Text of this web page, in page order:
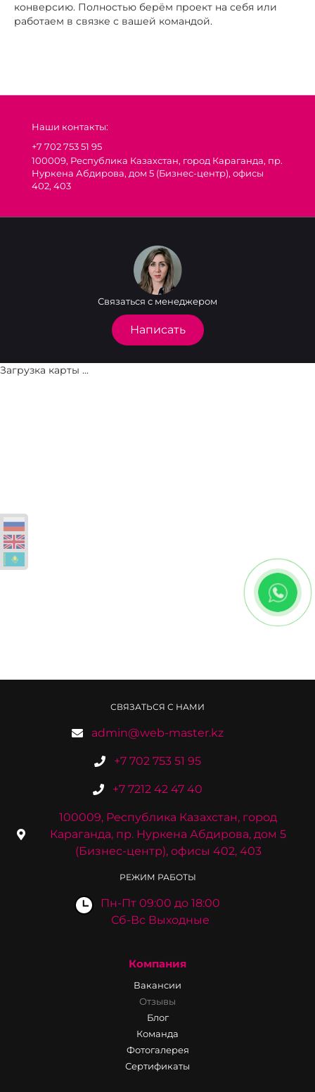
конверсию. Полностью берём проект на себя или
работаем в связке с вашей командой.
Наши контакты:
+7 702 753 51 95
100009, Республика Казахстан, город Караганда, пр.
Нуркена Абдирова, дом 5 (Бизнес-центр), офисы
402, 403
Связаться с менеджером
Написать
Загрузка карты ...
СВЯЗАТЬСЯ С НАМИ
admin@web-master.kz
+7 702 753 51 95
+7 7212 42 47 40
100009, Республика Казахстан, город
Караганда, пр. Нуркена Абдирова, дом 5
(Бизнес-центр), офисы 402, 403
РЕЖИМ РАБОТЫ
Пн-Пт 09:00 до 18:00
Сб-Вс Выходные
Компания
Вакансии
Отзывы
Блог
Команда
Фотогалерея
Сертификаты